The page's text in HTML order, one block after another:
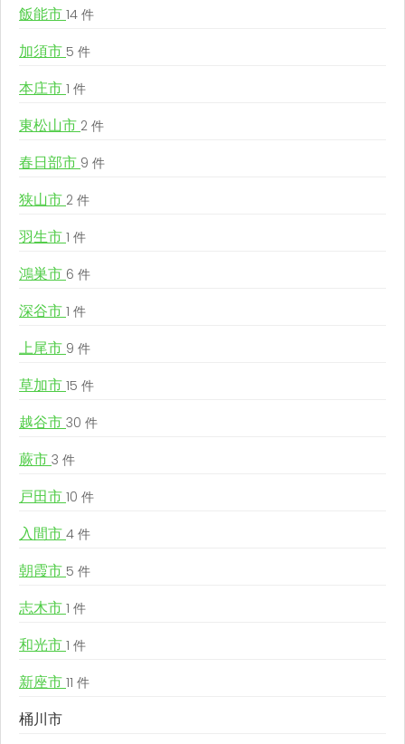
飯能市 14 件
加須市 5 件
本庄市 1 件
東松山市 2 件
春日部市 9 件
狭山市 2 件
羽生市 1 件
鴻巣市 6 件
深谷市 1 件
上尾市 9 件
草加市 15 件
越谷市 30 件
蕨市 3 件
戸田市 10 件
入間市 4 件
朝霞市 5 件
志木市 1 件
和光市 1 件
新座市 11 件
桶川市